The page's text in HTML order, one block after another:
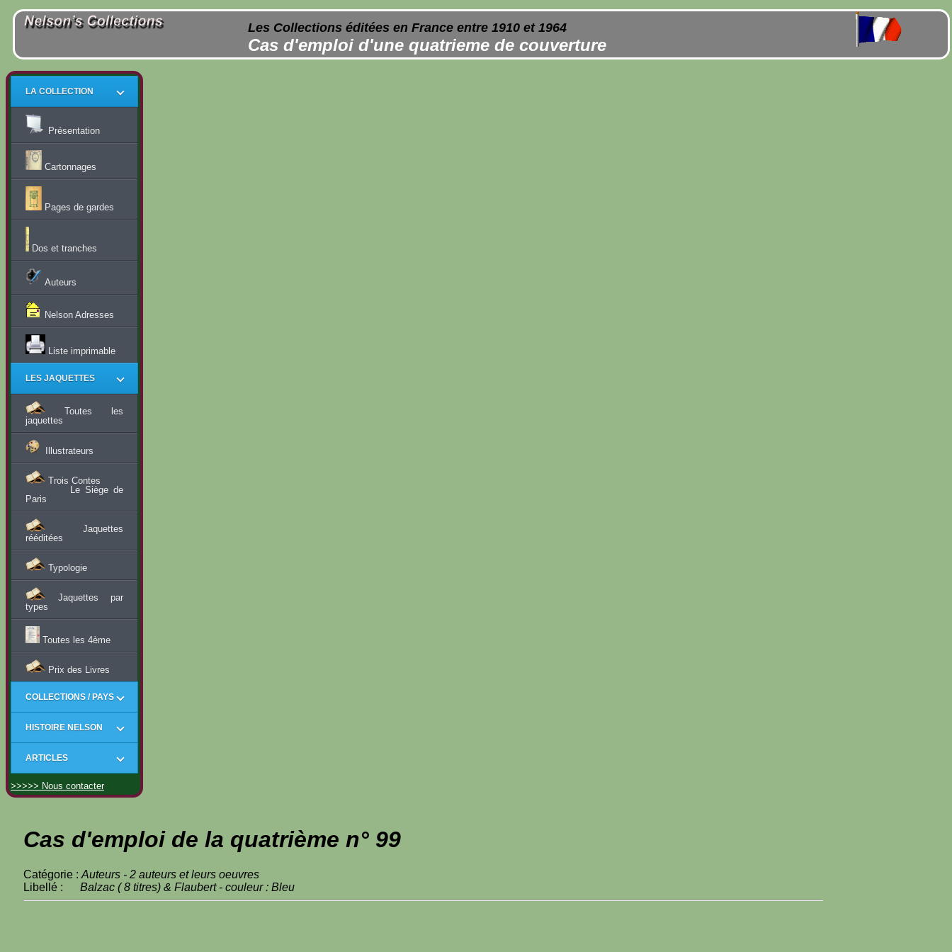
Les Collections éditées en France entre 1910 et 1964
Cas d'emploi d'une quatrieme de couverture
LA COLLECTION
Présentation
Cartonnages
Pages de gardes
Dos et tranches
Auteurs
Nelson Adresses
Liste imprimable
LES JAQUETTES
Toutes les
jaquettes
Illustrateurs
Trois Contes
Le Siège de
Paris
Jaquettes
rééditées
Typologie
Jaquettes par
types
Toutes les 4ème
Prix des Livres
COLLECTIONS / PAYS
HISTOIRE NELSON
ARTICLES
>>>>> Nous contacter
Cas d'emploi de la quatrième n° 99
Catégorie : Auteurs - 2 auteurs et leurs oeuvres
Libellé : Balzac ( 8 titres) & Flaubert - couleur : Bleu